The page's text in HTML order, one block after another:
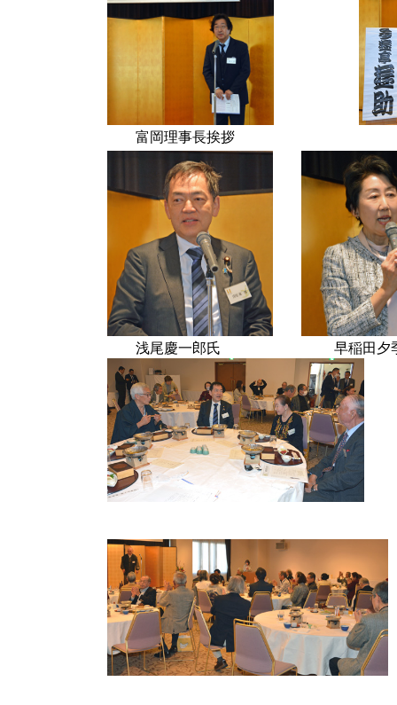
富岡理事長挨拶 参
浅尾慶一郎氏 早稲田夕季